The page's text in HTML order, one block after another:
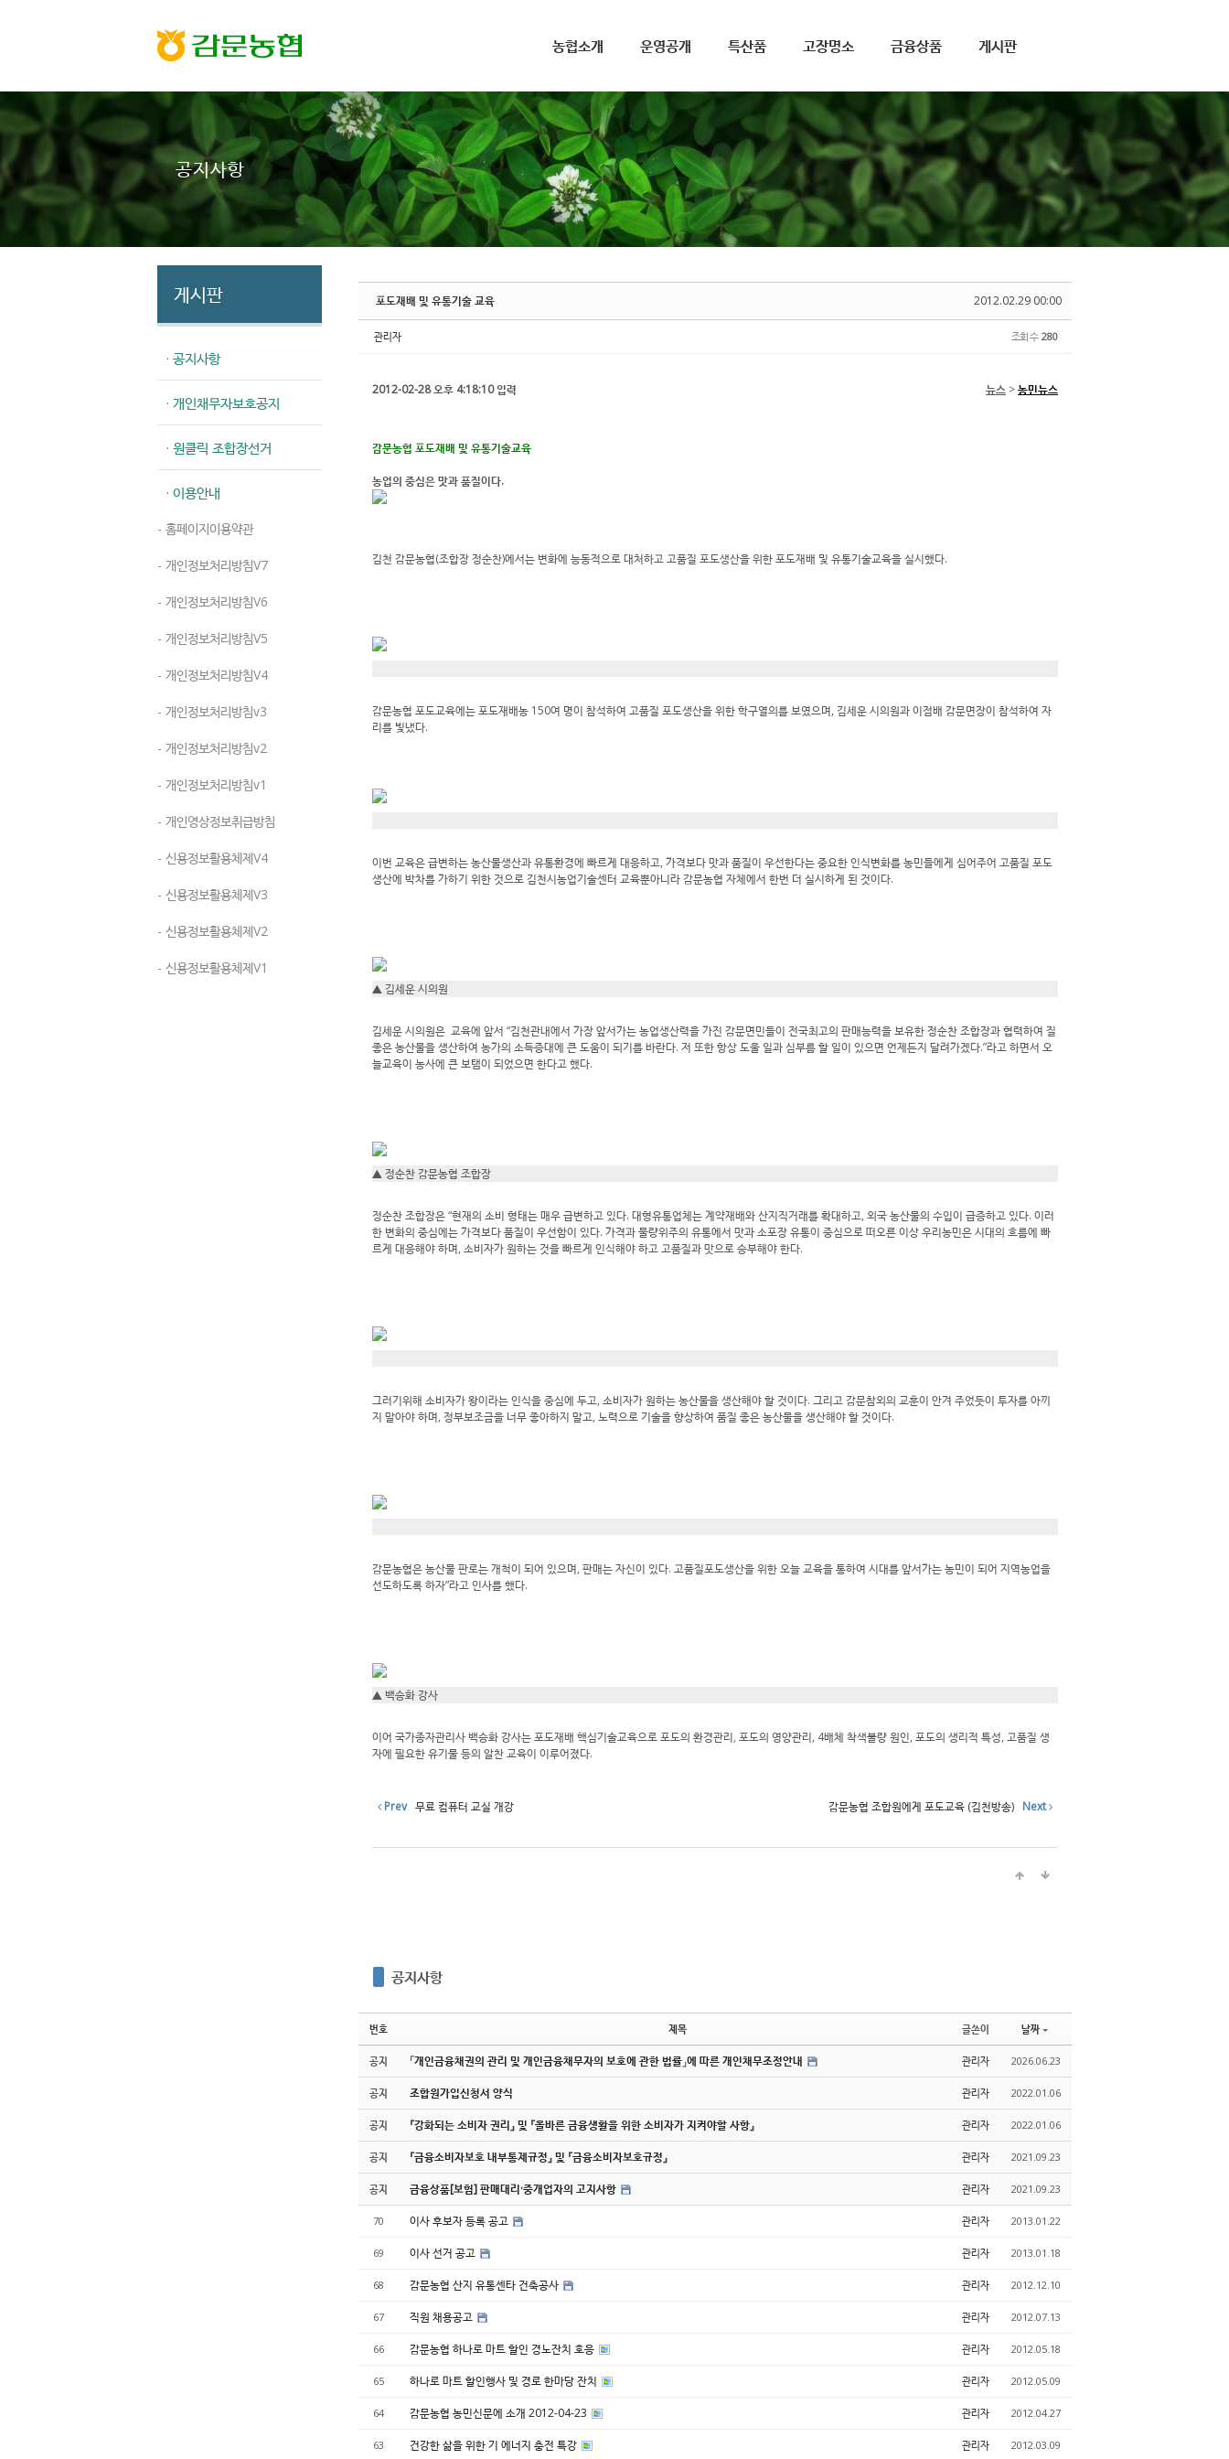
농협소개 운영공개 특산품 고장명소 금융상품 게시판
공지사항
게시판
· 공지사항
· 개인채무자보호공지
· 원클릭 조합장선거
· 이용안내
- 홈페이지이용약관
- 개인정보처리방침V7
- 개인정보처리방침V6
- 개인정보처리방침V5
- 개인정보처리방침V4
- 개인정보처리방침v3
- 개인정보처리방침v2
- 개인정보처리방침v1
- 개인영상정보취급방침
- 신용정보활용체제V4
- 신용정보활용체제V3
- 신용정보활용체제V2
- 신용정보활용체제V1
2012.02.29 00:00
포도재배 및 유통기술 교육
관리자 조회 수 280
2012-02-28 오후 4:18:10 입력 뉴스 >농민뉴스
감문농협 포도재배 및 유통기술교육
농업의 중심은 맛과 품질이다.
김천 감문농협(조합장 정순찬)에서는 변화에 능동적으로 대처하고 고품질 포도생산을 위한 포도재배 및 유통기술교육을 실시했다.
감문농협 포도교육에는 포도재배농 150여 명이 참석하여 고품질 포도생산을 위한 학구열의를 보였으며, 김세운 시의원과 이점배 감문면장이 참석하여 자
리를 빛냈다.
이번 교육은 급변하는 농산물생산과 유통환경에 빠르게 대응하고, 가격보다 맛과 품질이 우선한다는 중요한 인식변화를 농민들에게 심어주어 고품질 포도
생산에 박차를 가하기 위한 것으로 김천시농업기술센터 교육뿐아니라 감문농협 자체에서 한번 더 실시하게 된 것이다.
▲ 김세운 시의원
김세운 시의원은 교육에 앞서 “김천관내에서 가장 앞서가는 농업생산력을 가진 감문면민들이 전국최고의 판매능력을 보유한 정순찬 조합장과 협력하여 질
좋은 농산물을 생산하여 농가의 소득증대에 큰 도움이 되기를 바란다. 저 또한 항상 도울 일과 심부름 할 일이 있으면 언제든지 달려가겠다.”라고 하면서 오
늘교육이 농사에 큰 보탬이 되었으면 한다고 했다.
▲ 정순찬 감문농협 조합장
정순찬 조합장은 “현재의 소비 형태는 매우 급변하고 있다. 대형유통업체는 계약재배와 산지직거래를 확대하고, 외국 농산물의 수입이 급증하고 있다. 이러
한 변화의 중심에는 가격보다 품질이 우선함이 있다. 가격과 물량위주의 유통에서 맛과 소포장 유통이 중심으로 떠오른 이상 우리농민은 시대의 흐름에 빠
르게 대응해야 하며, 소비자가 원하는 것을 빠르게 인식해야 하고 고품질과 맛으로 승부해야 한다.
그러기위해 소비자가 왕이라는 인식을 중심에 두고, 소비자가 원하는 농산물을 생산해야 할 것이다. 그리고 감문참외의 교훈이 안겨 주었듯이 투자를 아끼
지 말아야 하며, 정부보조금을 너무 좋아하지 말고, 노력으로 기술을 향상하여 품질 좋은 농산물을 생산해야 할 것이다.
감문농협은 농산물 판로는 개척이 되어 있으며, 판매는 자신이 있다. 고품질포도생산을 위한 오늘 교육을 통하여 시대를 앞서가는 농민이 되어 지역농업을
선도하도록 하자”라고 인사를 했다.
▲ 백승화 강사
이어 국가종자관리사 백승화 강사는 포도재배 핵심기술교육으로 포도의 환경관리, 포도의 영양관리, 4배체 착색불량 원인, 포도의 생리적 특성, 고품질 생
자에 필요한 유기물 등의 알찬 교육이 이루어졌다.
Prev 무료 컴퓨터 교실 개강 감문농협 조합원에게 포도교육 (김천방송) Next
공지사항
번호 제목 글쓴이 날짜
공지 「개인금융채권의 관리 및 개인금융채무자의 보호에 관한 법률」에 따른 개인채무조정안내 관리자 2026.06.23
공지 조합원가입신청서 양식 관리자 2022.01.06
공지 『강화되는 소비자 권리』 및 『올바른 금융생활을 위한 소비자가 지켜야할 사항』 관리자 2022.01.06
공지 『금융소비자보호 내부통제규정』 및 『금융소비자보호규정』 관리자 2021.09.23
공지 금융상품[보험] 판매대리·중개업자의 고지사항 관리자 2021.09.23
70 이사 후보자 등록 공고 관리자 2013.01.22
69 이사 선거 공고 관리자 2013.01.18
68 감문농협 산지 유통센타 건축공사 관리자 2012.12.10
67 직원 채용공고 관리자 2012.07.13
66 감문농협 하나로 마트 할인 경노잔치 호응 관리자 2012.05.18
65 하나로 마트 할인행사 및 경로 한마당 잔치 관리자 2012.05.09
64 감문농협 농민신문에 소개 2012-04-23 관리자 2012.04.27
63 건강한 삶을 위한 기 에너지 충전 특강 관리자 2012.03.09